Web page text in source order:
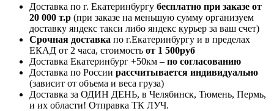
Доставка по г. Екатеринбургу бесплатно при заказе от
20 000 т.р (при заказе на меньшую сумму организуем
доставку яндекс такси либо яндекс курьер за ваш счет)
Срочная доставка по г.Екатеринбургу и в пределах
ЕКАД от 2 часа, стоимость от 1 500руб
Доставка Екатеринбург +50км – по согласованию
Доставка по России рассчитывается индивидуально
(зависит от объема и веса груза)
Доставка за ОДИН ДЕНЬ, в Челябинск, Тюмень, Пермь,
и их области! Отправка ТК ЛУЧ.